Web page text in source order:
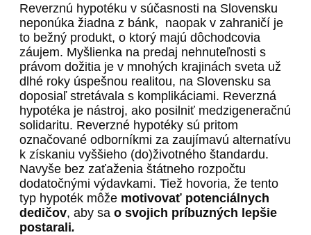
Reverznú hypotéku v súčasnosti na Slovensku
neponúka žiadna z bánk, naopak v zahraničí je
to bežný produkt, o ktorý majú dôchodcovia
záujem. Myšlienka na predaj nehnuteľnosti s
právom dožitia je v mnohých krajinách sveta už
dlhé roky úspešnou realitou, na Slovensku sa
doposiaľ stretávala s komplikáciami. Reverzná
hypotéka je nástroj, ako posilniť medzigeneračnú
solidaritu. Reverzné hypotéky sú pritom
označované odborníkmi za zaujímavú alternatívu
k získaniu vyššieho (do)životného štandardu.
Navyše bez zaťaženia štátneho rozpočtu
dodatočnými výdavkami. Tiež hovoria, že tento
typ hypoték môže motivovať potenciálnych
dedičov, aby sa o svojich príbuzných lepšie
postarali.